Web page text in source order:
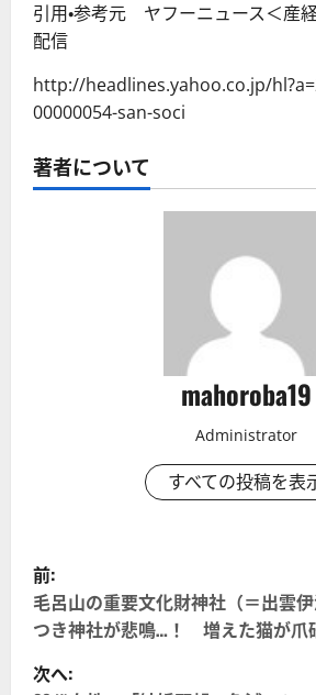
引用・参考元 ヤフーニュース＜産
配信
http://headlines.yahoo.co.jp/
00000054-san-soci
著者について
mahoroba19
Administrator
すべての投稿を表
投
稿
ナ
前:
毛呂山の重要文化財神社（＝出雲
つき神社が悲鳴…！ 増えた猫が爪
次へ: